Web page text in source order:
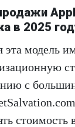
в 2025
эта модель
с
стоимость